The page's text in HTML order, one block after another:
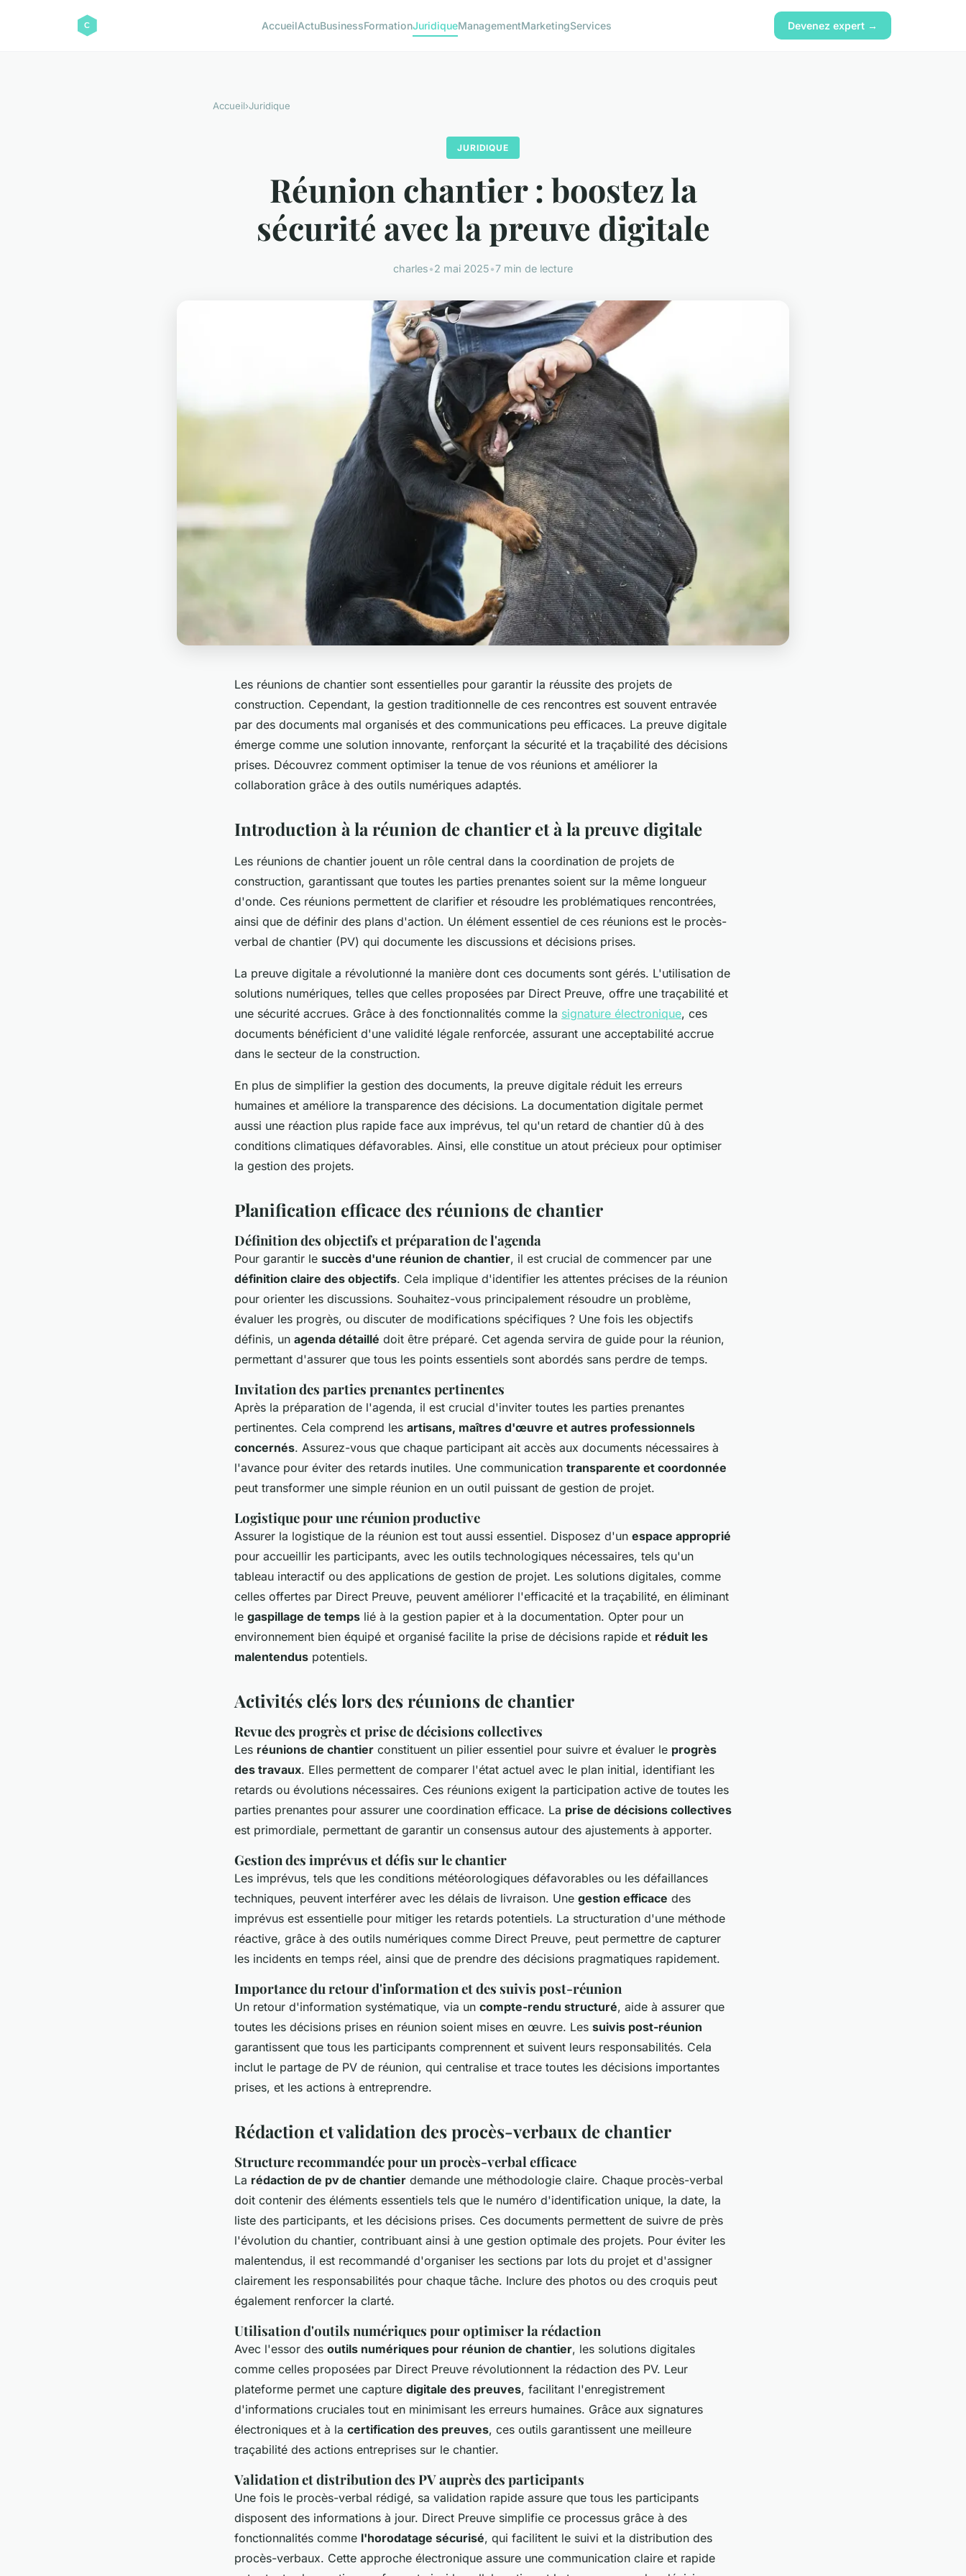
AccueilActuBusinessFormationJuridiqueManagementMarketingServices Devenez expert →
Accueil›Juridique
JURIDIQUE
Réunion chantier : boostez la
sécurité avec la preuve digitale
charles•2 mai 2025•7 min de lecture
Les réunions de chantier sont essentielles pour garantir la réussite des projets de
construction. Cependant, la gestion traditionnelle de ces rencontres est souvent entravée
par des documents mal organisés et des communications peu efficaces. La preuve digitale
émerge comme une solution innovante, renforçant la sécurité et la traçabilité des décisions
prises. Découvrez comment optimiser la tenue de vos réunions et améliorer la
collaboration grâce à des outils numériques adaptés.
Introduction à la réunion de chantier et à la preuve digitale
Les réunions de chantier jouent un rôle central dans la coordination de projets de
construction, garantissant que toutes les parties prenantes soient sur la même longueur
d'onde. Ces réunions permettent de clarifier et résoudre les problématiques rencontrées,
ainsi que de définir des plans d'action. Un élément essentiel de ces réunions est le procès-
verbal de chantier (PV) qui documente les discussions et décisions prises.
La preuve digitale a révolutionné la manière dont ces documents sont gérés. L'utilisation de
solutions numériques, telles que celles proposées par Direct Preuve, offre une traçabilité et
une sécurité accrues. Grâce à des fonctionnalités comme la signature électronique, ces
documents bénéficient d'une validité légale renforcée, assurant une acceptabilité accrue
dans le secteur de la construction.
En plus de simplifier la gestion des documents, la preuve digitale réduit les erreurs
humaines et améliore la transparence des décisions. La documentation digitale permet
aussi une réaction plus rapide face aux imprévus, tel qu'un retard de chantier dû à des
conditions climatiques défavorables. Ainsi, elle constitue un atout précieux pour optimiser
la gestion des projets.
Planification efficace des réunions de chantier
Définition des objectifs et préparation de l'agenda
Pour garantir le succès d'une réunion de chantier, il est crucial de commencer par une
définition claire des objectifs. Cela implique d'identifier les attentes précises de la réunion
pour orienter les discussions. Souhaitez-vous principalement résoudre un problème,
évaluer les progrès, ou discuter de modifications spécifiques ? Une fois les objectifs
définis, un agenda détaillé doit être préparé. Cet agenda servira de guide pour la réunion,
permettant d'assurer que tous les points essentiels sont abordés sans perdre de temps.
Invitation des parties prenantes pertinentes
Après la préparation de l'agenda, il est crucial d'inviter toutes les parties prenantes
pertinentes. Cela comprend les artisans, maîtres d'œuvre et autres professionnels
concernés. Assurez-vous que chaque participant ait accès aux documents nécessaires à
l'avance pour éviter des retards inutiles. Une communication transparente et coordonnée
peut transformer une simple réunion en un outil puissant de gestion de projet.
Logistique pour une réunion productive
Assurer la logistique de la réunion est tout aussi essentiel. Disposez d'un espace approprié
pour accueillir les participants, avec les outils technologiques nécessaires, tels qu'un
tableau interactif ou des applications de gestion de projet. Les solutions digitales, comme
celles offertes par Direct Preuve, peuvent améliorer l'efficacité et la traçabilité, en éliminant
le gaspillage de temps lié à la gestion papier et à la documentation. Opter pour un
environnement bien équipé et organisé facilite la prise de décisions rapide et réduit les
malentendus potentiels.
Activités clés lors des réunions de chantier
Revue des progrès et prise de décisions collectives
Les réunions de chantier constituent un pilier essentiel pour suivre et évaluer le progrès
des travaux. Elles permettent de comparer l'état actuel avec le plan initial, identifiant les
retards ou évolutions nécessaires. Ces réunions exigent la participation active de toutes les
parties prenantes pour assurer une coordination efficace. La prise de décisions collectives
est primordiale, permettant de garantir un consensus autour des ajustements à apporter.
Gestion des imprévus et défis sur le chantier
Les imprévus, tels que les conditions météorologiques défavorables ou les défaillances
techniques, peuvent interférer avec les délais de livraison. Une gestion efficace des
imprévus est essentielle pour mitiger les retards potentiels. La structuration d'une méthode
réactive, grâce à des outils numériques comme Direct Preuve, peut permettre de capturer
les incidents en temps réel, ainsi que de prendre des décisions pragmatiques rapidement.
Importance du retour d'information et des suivis post-réunion
Un retour d'information systématique, via un compte-rendu structuré, aide à assurer que
toutes les décisions prises en réunion soient mises en œuvre. Les suivis post-réunion
garantissent que tous les participants comprennent et suivent leurs responsabilités. Cela
inclut le partage de PV de réunion, qui centralise et trace toutes les décisions importantes
prises, et les actions à entreprendre.
Rédaction et validation des procès-verbaux de chantier
Structure recommandée pour un procès-verbal efficace
La rédaction de pv de chantier demande une méthodologie claire. Chaque procès-verbal
doit contenir des éléments essentiels tels que le numéro d'identification unique, la date, la
liste des participants, et les décisions prises. Ces documents permettent de suivre de près
l'évolution du chantier, contribuant ainsi à une gestion optimale des projets. Pour éviter les
malentendus, il est recommandé d'organiser les sections par lots du projet et d'assigner
clairement les responsabilités pour chaque tâche. Inclure des photos ou des croquis peut
également renforcer la clarté.
Utilisation d'outils numériques pour optimiser la rédaction
Avec l'essor des outils numériques pour réunion de chantier, les solutions digitales
comme celles proposées par Direct Preuve révolutionnent la rédaction des PV. Leur
plateforme permet une capture digitale des preuves, facilitant l'enregistrement
d'informations cruciales tout en minimisant les erreurs humaines. Grâce aux signatures
électroniques et à la certification des preuves, ces outils garantissent une meilleure
traçabilité des actions entreprises sur le chantier.
Validation et distribution des PV auprès des participants
Une fois le procès-verbal rédigé, sa validation rapide assure que tous les participants
disposent des informations à jour. Direct Preuve simplifie ce processus grâce à des
fonctionnalités comme l'horodatage sécurisé, qui facilitent le suivi et la distribution des
procès-verbaux. Cette approche électronique assure une communication claire et rapide